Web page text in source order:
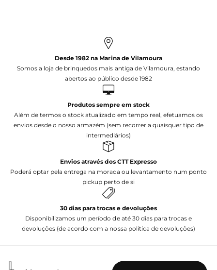
Desde 1982 na Marina de Vilamoura
Somos a loja de brinquedos mais antiga de Vilamoura, estando
abertos ao público desde 1982
Produtos sempre em stock
Além de termos o stock atualizado em tempo real, efetuamos os
envios desde o nosso armazém (sem recorrer a quaisquer tipo de
intermediários)
Envios através dos CTT Expresso
Poderá optar pela entrega na morada ou levantamento num ponto
pickup perto de si
30 dias para trocas e devoluções
Disponibilizamos um período de até 30 dias para trocas e
devoluções (de acordo com a nossa política de devoluções)